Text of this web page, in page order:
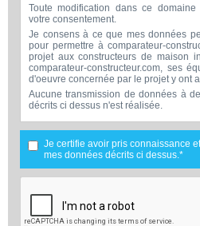
Toute modification dans ce
votre consentement.
Je consens à ce que mes données
pour permettre à comparateur-
projet aux constructeurs de maison
comparateur-constructeur.com, ses
d'oeuvre concernée par le projet y ont
Aucune transmission de données à
décrits ci dessus n'est réalisée.
Mes données téléphoniques
comparateur-constructeur.com et la
par votre projet dans le cadre de la
projet.
Les données sont conservées
courant à partir des derniers contacts
constructeur.com et vous ou
membre de la maîtrise d'oeuvre en
serait en relation avec comparateur-
Je certifie avoir pris connaissance
mes données décrits ci dessus.*